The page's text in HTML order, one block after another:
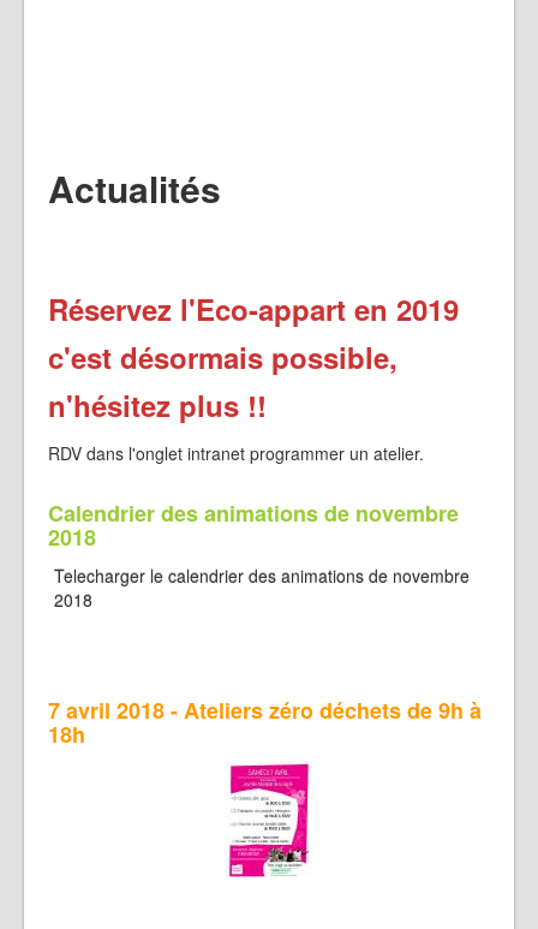
Actualités
Réservez l'Eco-appart en 2019
c'est désormais possible,
n'hésitez plus !!
RDV dans l'onglet intranet programmer un atelier.
Calendrier des animations de novembre
2018
Telecharger le calendrier des animations de novembre
2018
7 avril 2018 - Ateliers zéro déchets de 9h à
18h